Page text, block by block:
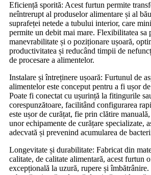
Eficiență sporită: Acest furtun permite
neîntrerupt al produselor alimentare și al
suprafeței netede a tubului interior, care
permite un debit mai mare. Flexibilitatea sa
manevrabilitate și o poziționare ușoară,
productivitatea și reducând timpii de
de procesare a alimentelor.
Instalare și întreținere ușoară: Furtunul de
alimentelor este conceput pentru a fi ușor
Poate fi conectat cu ușurință la fitingurile
corespunzătoare, facilitând configurarea
este ușor de curățat, fie prin clătire
unor echipamente de curățare specializate,
adecvată și prevenind acumularea de
Longevitate și durabilitate: Fabricat din
calitate, de calitate alimentară, acest furtun
excepțională la uzură, rupere și îmbătrânire.